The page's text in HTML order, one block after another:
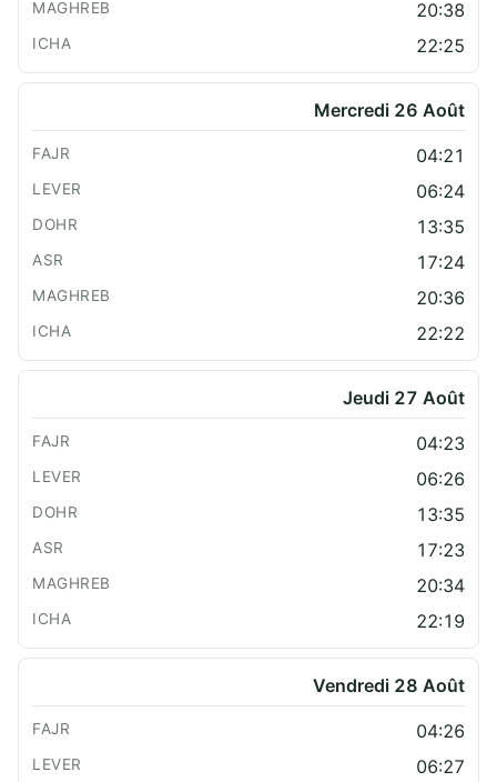
20:38
22:25
Mercredi 26 Août
04:21
06:24
13:35
17:24
20:36
22:22
Jeudi 27 Août
04:23
06:26
13:35
17:23
20:34
22:19
Vendredi 28 Août
04:26
06:27